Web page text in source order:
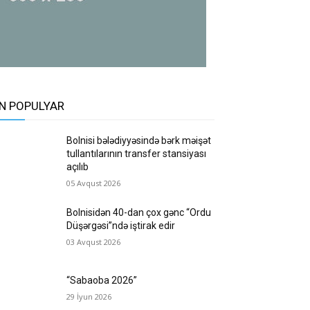
POPULYAR
Bolnisi bələdiyyəsində bərk məişət
tullantılarının transfer stansiyası
açılıb
05 Avqust 2026
Bolnisidən 40-dan çox gənc “Ordu
Düşərgəsi”ndə iştirak edir
03 Avqust 2026
“Sabaoba 2026”
29 İyun 2026